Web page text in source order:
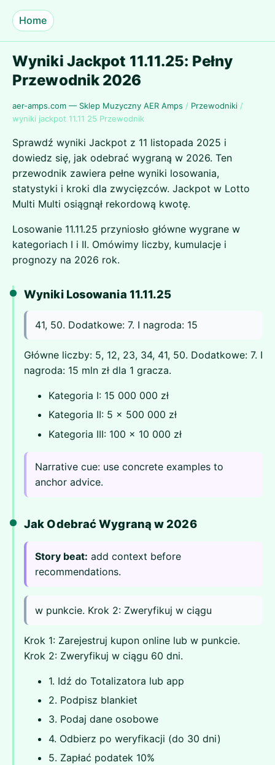
Home
Wyniki Jackpot 11.11.25: Pełny
Przewodnik 2026
aer-amps.com — Sklep Muzyczny AER Amps / Przewodniki /
wyniki jackpot 11.11 25 Przewodnik
Sprawdź wyniki Jackpot z 11 listopada 2025 i
dowiedz się, jak odebrać wygraną w 2026. Ten
przewodnik zawiera pełne wyniki losowania,
statystyki i kroki dla zwycięzców. Jackpot w Lotto
Multi Multi osiągnął rekordową kwotę.
Losowanie 11.11.25 przyniosło główne wygrane w
kategoriach I i II. Omówimy liczby, kumulacje i
prognozy na 2026 rok.
Wyniki Losowania 11.11.25
41, 50. Dodatkowe: 7. I nagroda: 15
Główne liczby: 5, 12, 23, 34, 41, 50. Dodatkowe: 7. I
nagroda: 15 mln zł dla 1 gracza.
Kategoria I: 15 000 000 zł
Kategoria II: 5 x 500 000 zł
Kategoria III: 100 x 10 000 zł
Narrative cue: use concrete examples to
anchor advice.
Jak Odebrać Wygraną w 2026
Story beat: add context before
recommendations.
w punkcie. Krok 2: Zweryfikuj w ciągu
Krok 1: Zarejestruj kupon online lub w punkcie.
Krok 2: Zweryfikuj w ciągu 60 dni.
1. Idź do Totalizatora lub app
2. Podpisz blankiet
3. Podaj dane osobowe
4. Odbierz po weryfikacji (do 30 dni)
5. Zapłać podatek 10%